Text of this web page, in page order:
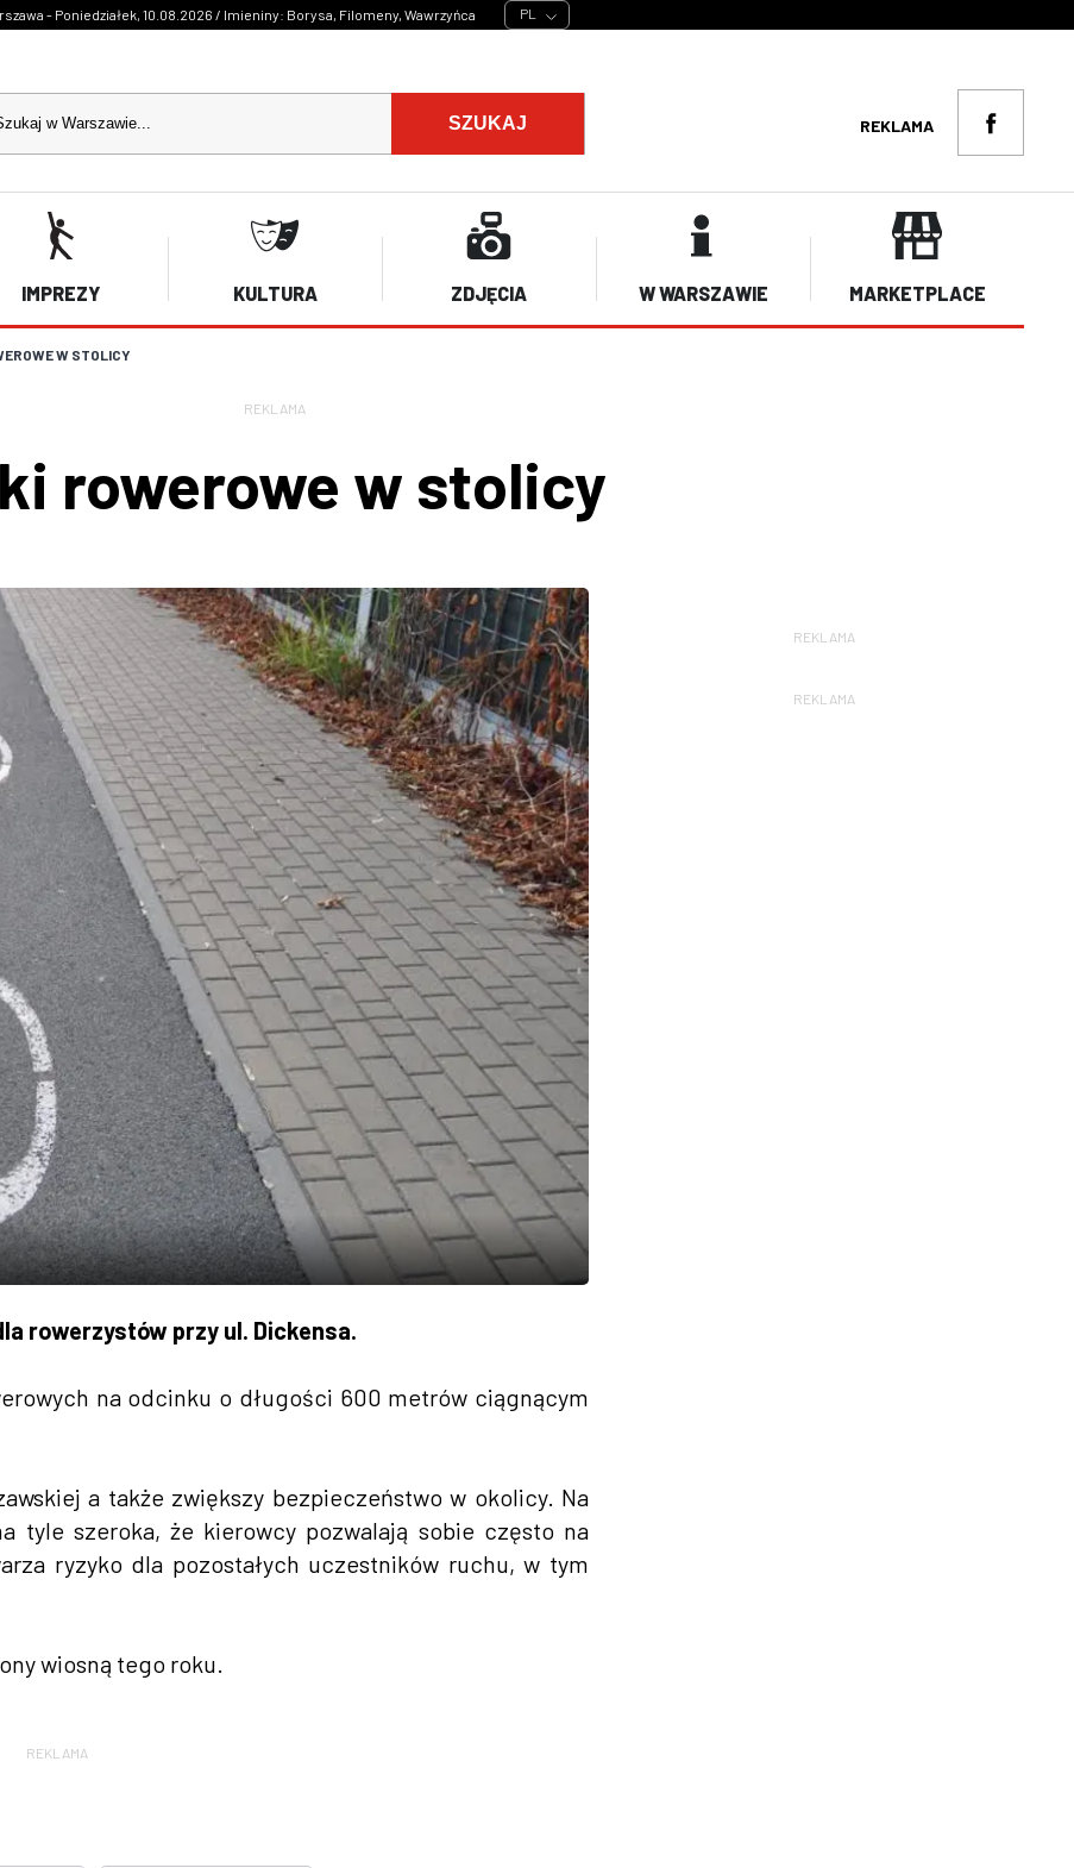
- Poniedziałek, 10.08.2026 / Imieniny: Borysa, Filomeny, Wawrzyńca PL
SZUKAJ REKLAMA
IMPREZY KULTURA ZDJĘCIA W WARSZAWIE MARKETPLACE
W STOLICY
REKLAMA
rowerowe w stolicy
rowerzystów przy ul. Dickensa.
na odcinku o długości 600 metrów ciągnącym
a także zwiększy bezpieczeństwo w okolicy. Na
tyle szeroka, że kierowcy pozwalają sobie często na
ryzyko dla pozostałych uczestników ruchu, w tym
wiosną tego roku.
REKLAMA
REKLAMA
REKLAMA